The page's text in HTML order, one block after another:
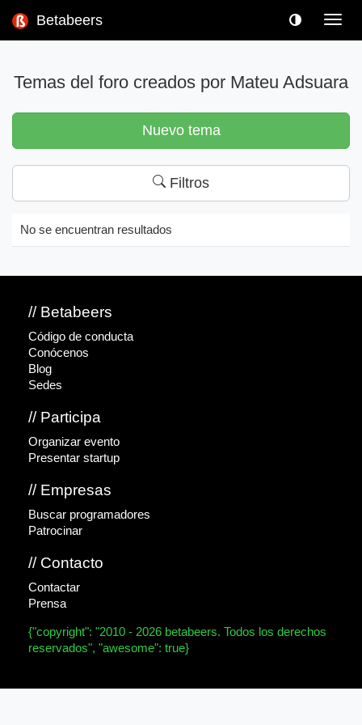
Betabeers
Temas del foro creados por Mateu Adsuara
Nuevo tema
Filtros
No se encuentran resultados
// Betabeers
Código de conducta
Conócenos
Blog
Sedes
// Participa
Organizar evento
Presentar startup
// Empresas
Buscar programadores
Patrocinar
// Contacto
Contactar
Prensa
{"copyright": "2010 - 2026 betabeers. Todos los derechos
reservados", "awesome": true}